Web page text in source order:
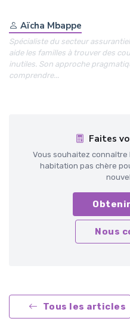
Aïcha Mbappe
Spécialiste du secteur
aide les familles à trouver des
inutiles. Son approche
comprendre...
Faites
Vous souhaitez
habitation pas chère
Nous
Tous les articles